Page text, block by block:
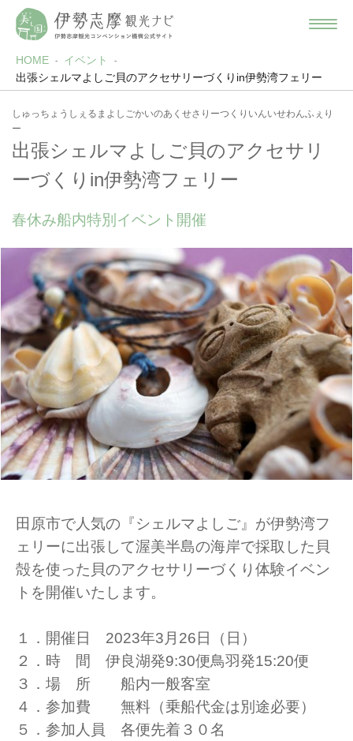
HOME
イベント
出張シェルマよしご貝のアクセサリーづくりin伊勢湾フェリー
しゅっちょうしぇるまよしごかいのあくせさりーつくりいんいせわんふぇり
ー
出張シェルマよしご貝のアクセサリ
ーづくりin伊勢湾フェリー
春休み船内特別イベント開催
田原市で人気の『シェルマよしご』が伊勢湾フ
ェリーに出張して渥美半島の海岸で採取した貝
殻を使った貝のアクセサリーづくり体験イベン
トを開催いたします。
１．開催日 2023年3月26日（日）
２．時 間 伊良湖発9:30便鳥羽発15:20便
３．場 所 船内一般客室
４．参加費 無料（乗船代金は別途必要）
５．参加人員 各便先着３０名